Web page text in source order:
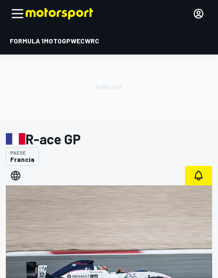
FORMULA 1MOTOGPWECWRC
R-ace GP
PAESE
Francia